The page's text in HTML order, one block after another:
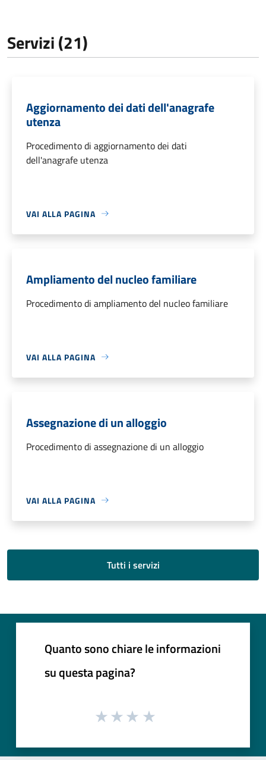
Servizi (21)
Aggiornamento dei dati dell'anagrafe
utenza
Procedimento di aggiornamento dei dati
dell'anagrafe utenza
VAI ALLA PAGINA
Ampliamento del nucleo familiare
Procedimento di ampliamento del nucleo familiare
VAI ALLA PAGINA
Assegnazione di un alloggio
Procedimento di assegnazione di un alloggio
VAI ALLA PAGINA
Tutti i servizi
Quanto sono chiare le informazioni
su questa pagina?